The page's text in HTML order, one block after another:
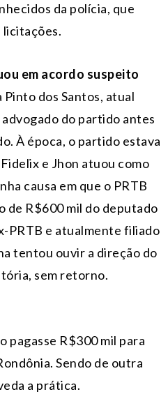
da polícia, que
licitações.
em acordo suspeito
dos Santos, atual
do partido antes
À época, o partido estava
e Jhon atuou como
causa em que o PRTB
de R$600 mil do deputado
PRTB e atualmente filiado
tentou ouvir a direção do
sem retorno.
pagasse R$300 mil para
Sendo de outra
a prática.